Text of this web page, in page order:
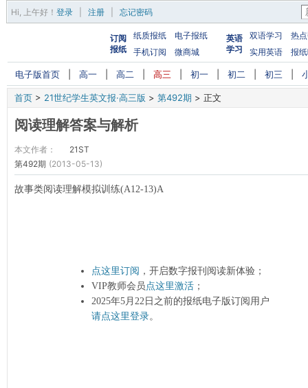
Hi, 上午好 ！ 登录 注册 忘记密码
订阅
报纸
纸质报纸
电子报纸
手机订阅
微商城
英语
学习
双语学习
热
实用英语
报
电子版首页 高一 高二 高三 初一 初二 初三
首页 > 21世纪学生英文报·高三版 > 第492期 > 正文
阅读理解答案与解析
本文作者：
21ST
第492期 (2013-05-13)
故事类阅读理解模拟训练(A12-13)A
点这里订阅 ，开启数字报刊阅读新体验；
VIP教师会员点这里激活 ；
2025年5月22日之前的报纸电子版订阅用户
请点这里登录。